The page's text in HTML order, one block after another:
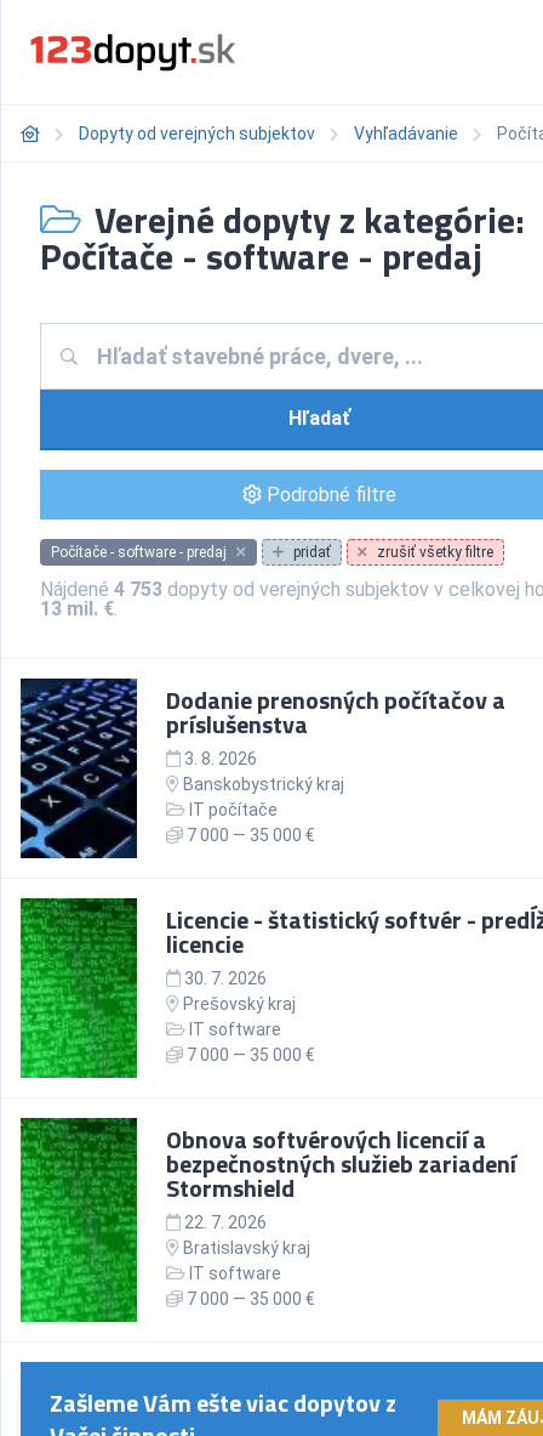
Dopyty od verejných subjektov Vyhľadávanie
Verejné dopyty z kategórie:
Počítače - software - predaj
Hľadať
Podrobné filtre
Počítače - software - predaj pridať zrušiť všetky filtre
Nájdené 4 753 dopyty od verejných subjektov v celkovej
13 mil. €.
Dodanie prenosných počítačov a
príslušenstva
3. 8. 2026
Banskobystrický kraj
IT počítače
7 000 — 35 000 €
Licencie - štatistický softvér -
licencie
30. 7. 2026
Prešovský kraj
IT software
7 000 — 35 000 €
Obnova softvérových licencií a
bezpečnostných služieb zariadení
Stormshield
22. 7. 2026
Bratislavský kraj
IT software
7 000 — 35 000 €
Zašleme Vám ešte viac dopytov z
MÁM